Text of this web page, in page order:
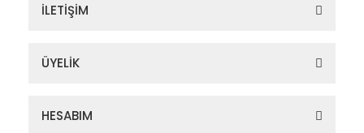
İLETİŞİM
ÜYELİK
HESABIM